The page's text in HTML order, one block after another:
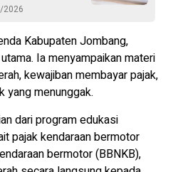
2026
Kabupaten Jombang,
Ia menyampaikan materi
kewajiban membayar pajak,
yang menunggak.
dari program edukasi
pajak kendaraan bermotor
bermotor (BBNKB),